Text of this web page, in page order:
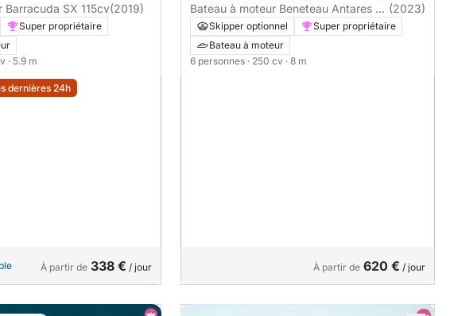
Bateau à moteur Barracuda SX 115cv(2019)
Super propriétaire
· 5.9 m
dernières 24h
À partir de 338 € / jour
Bateau à moteur Beneteau Antares 8
250cv
(2023)
Skipper optionnel
Super propriétaire
Bateau à moteur
6 personnes · 250 cv · 8 m
À partir de 620 € / jour